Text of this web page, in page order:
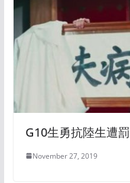
G10生勇抗陸生遭罰
November 27, 2019